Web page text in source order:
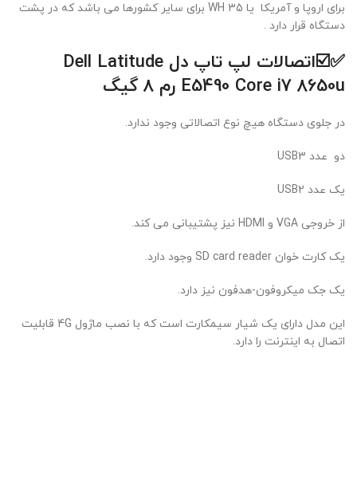
برای اروپا و آمریکا یا 35 WH برای سایر کشورها می باشد که در پشت
دستگاه قرار دارد .
✅☑️اتصالات
لپ تاپ دل Dell Latitude
E5490 Core i7 8650u رم 8 گیگ
در جلوی دستگاه هیچ نوع اتصالاتی وجود ندارد.
دو عدد USB3
یک عدد USB2
از خروجی VGA و HDMI نیز پشتیبانی می کند.
یک کارت خوان SD card reader وجود دارد.
یک جک میکروفون-هدفون نیز دارد.
این مدل دارای یک شیار سیمکارت است که با نصب ماژول 4G قابلیت
اتصال به اینترنت را دارد.